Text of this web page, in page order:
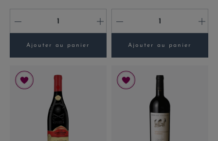
- +
Ajouter au panier
- +
Ajouter au panier